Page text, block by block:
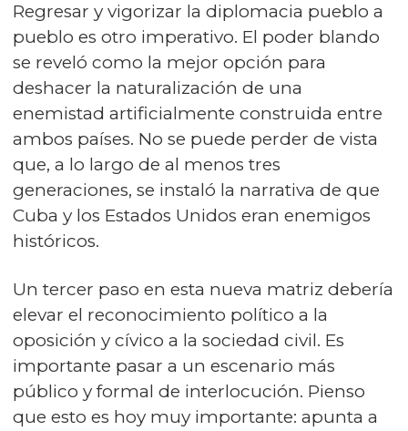
Regresar y vigorizar la diplomacia pueblo a
pueblo es otro imperativo. El poder blando
se reveló como la mejor opción para
deshacer la naturalización de una
enemistad artificialmente construida entre
ambos países. No se puede perder de vista
que, a lo largo de al menos tres
generaciones, se instaló la narrativa de que
Cuba y los Estados Unidos eran enemigos
históricos.
Un tercer paso en esta nueva matriz debería
elevar el reconocimiento político a la
oposición y cívico a la sociedad civil. Es
importante pasar a un escenario más
público y formal de interlocución. Pienso
que esto es hoy muy importante: apunta a